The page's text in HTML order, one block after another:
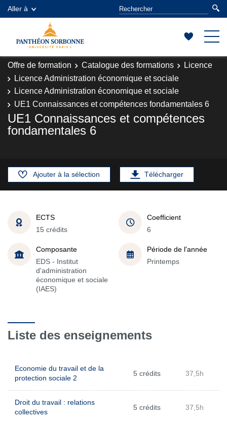
Aller à
Offre de formation Catalogue des formations
Licence
Licence Administration économique et sociale
Licence Administration économique et sociale
UE1 Connaissances et compétences fondamentales 6
UE1 Connaissances et compétences
fondamentales 6
Ajouter à la sélection Télécharger
ECTS
15 crédits
Coefficient
6
Composante
EDS - Institut
d'administration
économique et sociale
(IAES)
Période de l'année
Printemps
Liste des enseignements
Economie du travail et de la
protection sociale 2
5 crédits 37,5h
Droit du travail : relations
collectives
5 crédits 37,5h